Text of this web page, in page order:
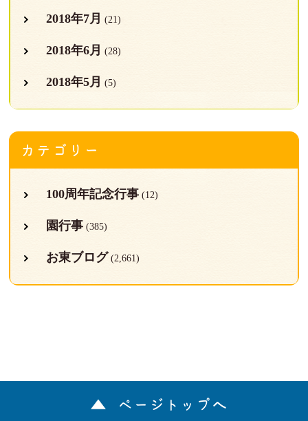
2018年7月 (21)
2018年6月 (28)
2018年5月 (5)
カテゴリー
100周年記念行事(12)
園行事(385)
お東ブログ (2,661)
ページトップへ